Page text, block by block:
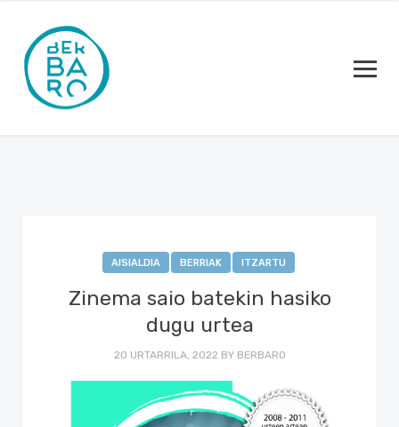
AISIALDIA BERRIAK ITZARTU
Zinema saio batekin hasiko
dugu urtea
20 URTARRILA, 2022 BY BERBARO